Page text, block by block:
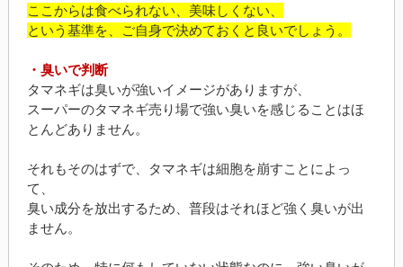
ここからは食べられない、美味しくない、
という基準を、ご自身で決めておくと良いでしょう。
・臭いで判断
タマネギは臭いが強いイメージがありますが、
スーパーのタマネギ売り場で強い臭いを感じることはほ
とんどありません。
それもそのはずで、タマネギは細胞を崩すことによっ
て、
臭い成分を放出するため、普段はそれほど強く臭いが出
ません。